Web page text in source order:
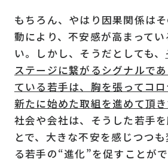
もちろん、やはり因果関係は
動により、不安感が高まって
い。しかし、そうだとしても、
ステージに繋がるシグナルで
ている若手は、胸を張ってコ
新たに始めた取組を進めて頂
社会や会社は、そうした若手
とで、大きな不安を感じつつ
る若手の“進化”を促すことがで